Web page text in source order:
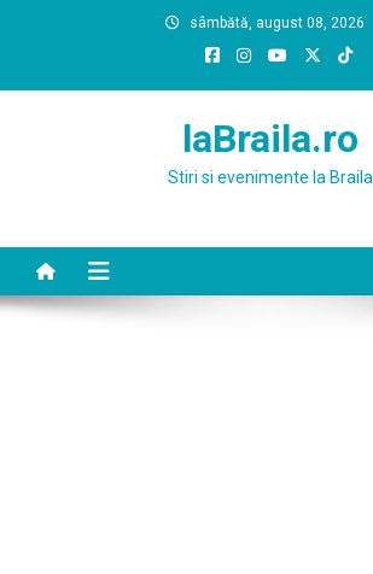
sâmbătă, august 08, 2026
laBraila.ro
Stiri si evenimente la Braila